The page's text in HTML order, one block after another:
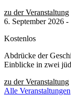
zu der Veranstaltung
6. September 2026 -
Kostenlos
Abdrücke der
Einblicke in zwei
zu der Veranstaltung
Alle Veranstaltungen